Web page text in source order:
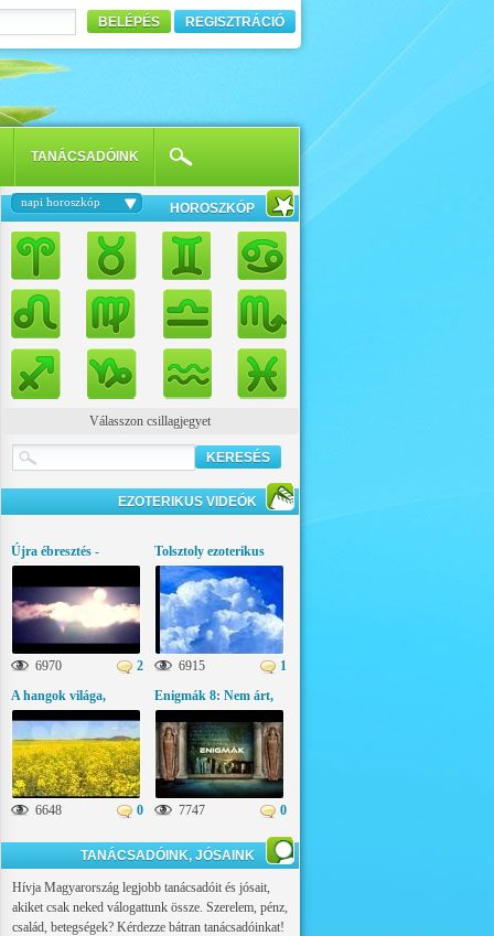
BELÉPÉS REGISZTRÁCIÓ
TANÁCSADÓINK
HOROSZKÓP
napi horoszkóp
Válasszon csillagjegyet
EZOTERIKUS VIDEÓK
Újra ébresztés -
Üzenetek az égi
világból
6970 2
Tolsztoly ezoterikus
gondolatai
6915
1
A hangok világa,
ezoterikus látványfilm
6648 0
Enigmák 8: Nem árt,
ha tudod!
7747 0
TANÁCSADÓINK, JÓSAINK
Hívja Magyarország legjobb tanácsadóit és jósait,
akiket csak neked válogattunk össze. Szerelem, pénz,
család, betegségek? Kérdezze bátran tanácsadóinkat!